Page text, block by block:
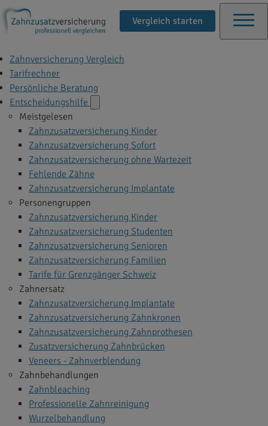
Vergleich starten
Zahnversicherung Vergleich
Tarifrechner
Persönliche Beratung
Entscheidungshilfe
Meistgelesen
Zahnzusatzversicherung Kinder
Zahnzusatzversicherung Sofort
Zahnzusatzversicherung ohne Wartezeit
Fehlende Zähne
Zahnzusatzversicherung Implantate
Personengruppen
Zahnzusatzversicherung Kinder
Zahnzusatzversicherung Studenten
Zahnzusatzversicherung Senioren
Zahnzusatzversicherung Familien
Tarife für Grenzgänger Schweiz
Zahnersatz
Zahnzusatzversicherung Implantate
Zahnzusatzversicherung Zahnkronen
Zahnzusatzversicherung Zahnprothesen
Zusatzversicherung Zahnbrücken
Veneers - Zahnverblendung
Zahnbehandlungen
Zahnbleaching
Professionelle Zahnreinigung
Wurzelbehandlung